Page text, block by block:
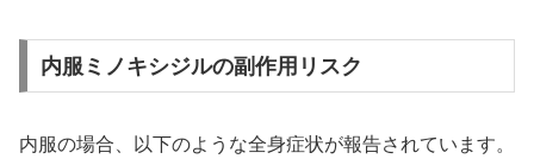
内服ミノキシジルの副作用リスク
内服の場合、以下のような全身症状が報告されています。